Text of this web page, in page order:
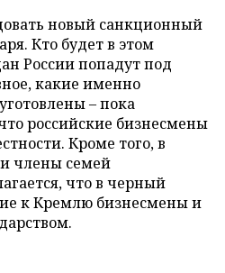
новый санкционный
Кто будет в этом
России попадут под
какие именно
– пока
российские бизнесмены
Кроме того, в
и члены семей
что в черный
к Кремлю бизнесмены и